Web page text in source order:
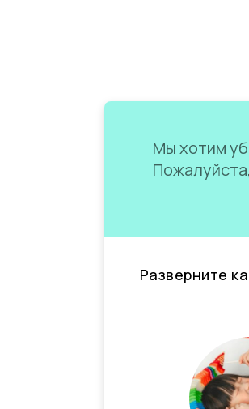
Мы хотим
Разверните